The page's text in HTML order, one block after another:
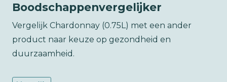
Boodschappenvergelijker
Vergelijk Chardonnay (0.75L) met een ander
product naar keuze op gezondheid en
duurzaamheid.